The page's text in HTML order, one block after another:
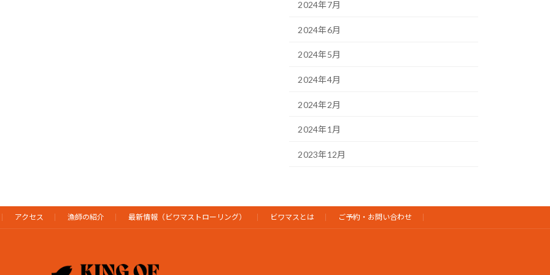
2024年7月
2024年6月
2024年5月
2024年4月
2024年2月
2024年1月
2023年12月
アクセス 漁師の紹介 最新情報（ビワマストローリング） ビワマスとは ご予約・お問い合わせ